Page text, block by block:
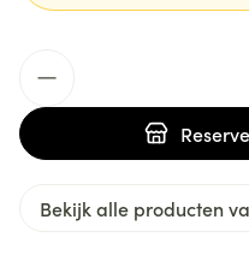
Bekijk alle producten